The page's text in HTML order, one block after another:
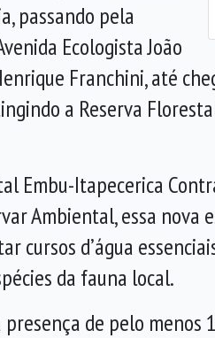
passando pela
Ecologista João
Franchini, até
a Reserva
Embu-Itapecerica
Ambiental, essa
cursos d’água
da fauna local.
de pelo menos